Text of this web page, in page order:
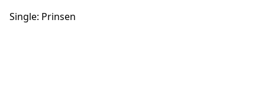
Single: Prinsen